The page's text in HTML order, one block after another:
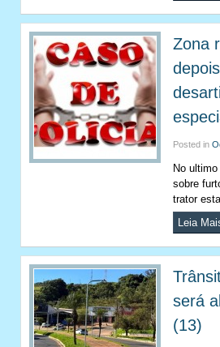
Zona
Posted in
No
sobre
trator
Leia
será
(13)